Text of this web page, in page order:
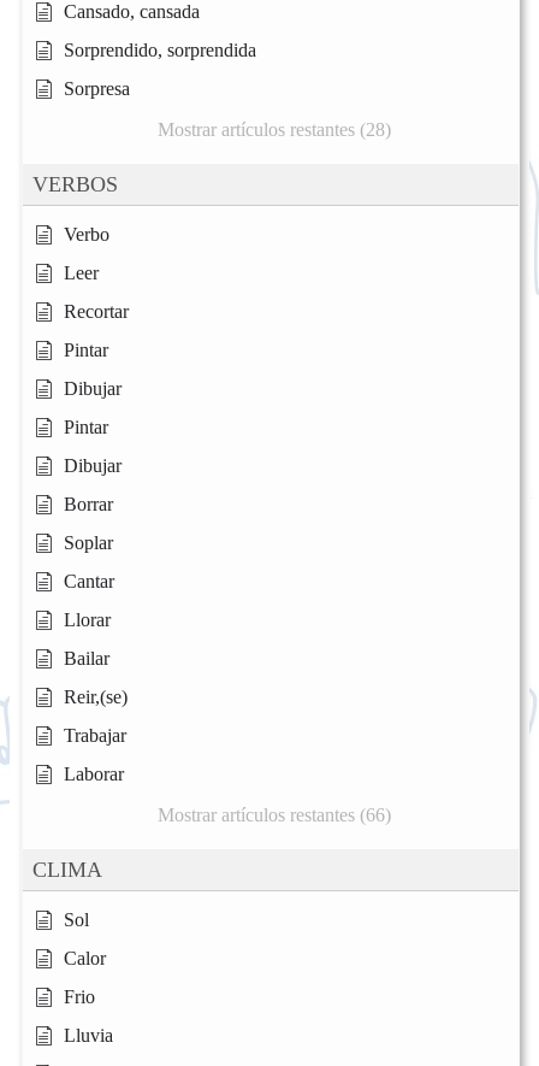
Cansado, cansada
Sorprendido, sorprendida
Sorpresa
Mostrar artículos restantes (28)
VERBOS
Verbo
Leer
Recortar
Pintar
Dibujar
Pintar
Dibujar
Borrar
Soplar
Cantar
Llorar
Bailar
Reir,(se)
Trabajar
Laborar
Mostrar artículos restantes (66)
CLIMA
Sol
Calor
Frio
Lluvia